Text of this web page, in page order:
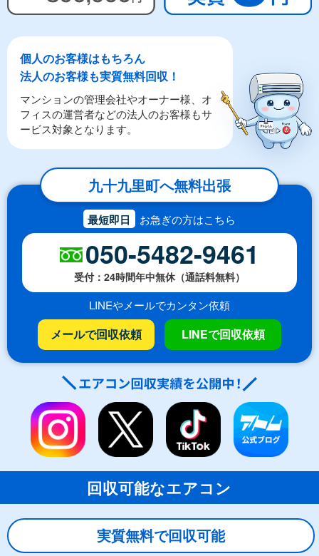
個人のお客様はもちろん
法人のお客様も実質無料回収！
マンションの管理会社やオーナー様、オ
フィスの運営者などの法人のお客様もサ
ービス対象となります。
九十九里町へ無料出張
最短即日 お急ぎの方はこちら
050-5482-9461
受付：24時間年中無休（通話料無料）
LINEやメールでカンタン依頼
メールで回収依頼 LINEで回収依頼
回収可能なエアコン
実質無料で回収可能